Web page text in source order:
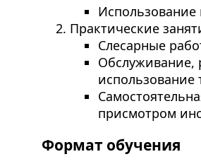
Использование
Практические
Слесарные
Обслуживание,
использование
присмотром
Формат обучения